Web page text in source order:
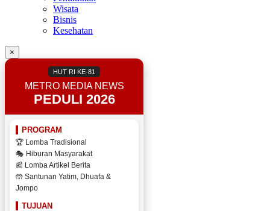
Wisata
Bisnis
Kesehatan
×
HUT RI KE-81
METRO MEDIA NEWS
PEDULI 2026
PROGRAM
🏆 Lomba Tradisional
🎭 Hiburan Masyarakat
📰 Lomba Artikel Berita
🤲 Santunan Yatim, Dhuafa &
Jompo
TUJUAN